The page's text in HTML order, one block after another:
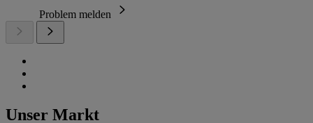
Problem melden
Unser Markt